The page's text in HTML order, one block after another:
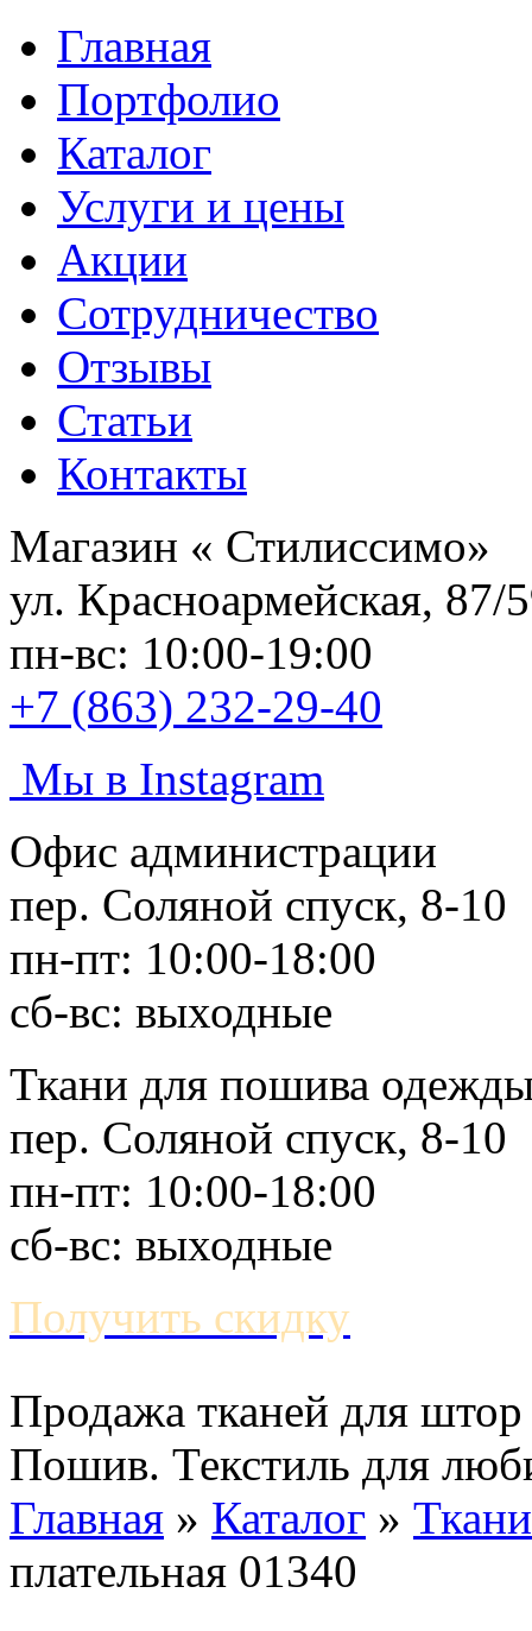
Главная
Портфолио
Каталог
Услуги и цены
Акции
Сотрудничество
Отзывы
Статьи
Контакты
Магазин « Стилиссимо»
ул. Красноармейская, 87/
пн-вс: 10:00-19:00
+7 (863) 232-29-40
Мы в Instagram
Офис администрации
пер. Соляной спуск, 8-10
пн-пт: 10:00-18:00
сб-вс: выходные
Ткани для пошива
пер. Соляной спуск, 8-10
пн-пт: 10:00-18:00
сб-вс: выходные
Получить скидку
Продажа тканей для
Пошив. Текстиль для
Главная » Каталог »
плательная 01340